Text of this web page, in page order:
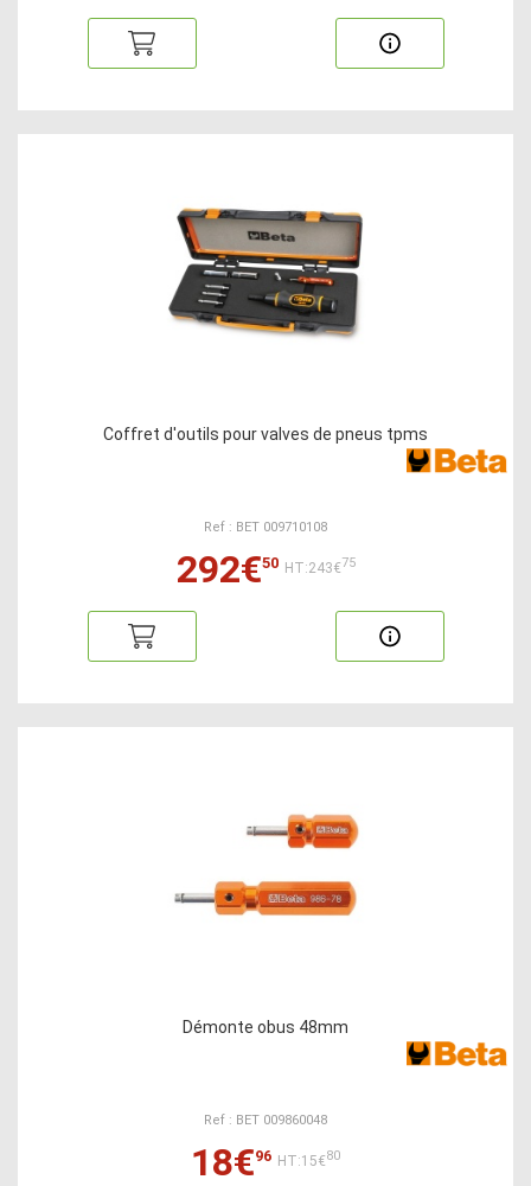
Coffret d'outils pour valves de pneus tpms
Ref : BET 009710108
292€50 HT:243€75
Démonte obus 48mm
Ref : BET 009860048
18€96 HT:15€80